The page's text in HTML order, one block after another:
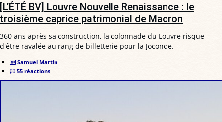
[L’ÉTÉ BV] Louvre Nouvelle Renaissance : le
troisième caprice patrimonial de Macron
360 ans après sa construction, la colonnade du Louvre risque
d'être ravalée au rang de billetterie pour la Joconde.
Samuel Martin
55 réactions